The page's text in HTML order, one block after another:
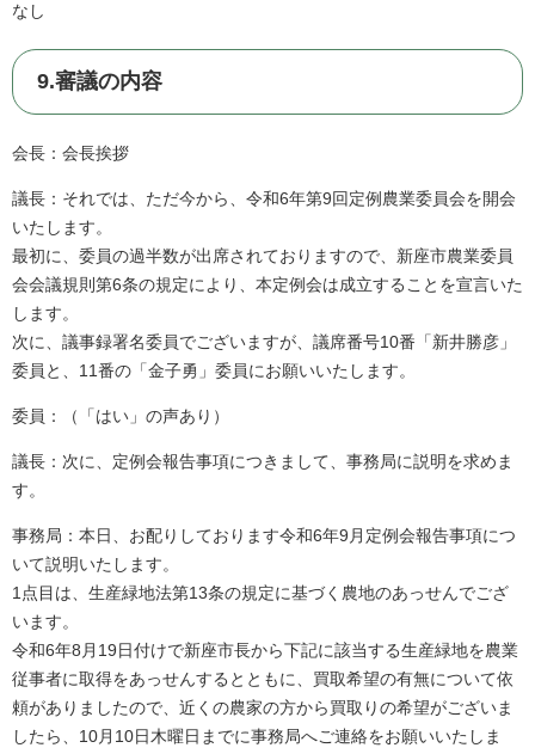
なし
9.審議の内容
会長：会長挨拶
議長：それでは、ただ今から、令和6年第9回定例農業委員会を開会
いたします。
最初に、委員の過半数が出席されておりますので、新座市農業委員
会会議規則第6条の規定により、本定例会は成立することを宣言いた
します。
次に、議事録署名委員でございますが、議席番号10番「新井勝彦」
委員と、11番の「金子勇」委員にお願いいたします。
委員：（「はい」の声あり）
議長：次に、定例会報告事項につきまして、事務局に説明を求めま
す。
事務局：本日、お配りしております令和6年9月定例会報告事項につ
いて説明いたします。
1点目は、生産緑地法第13条の規定に基づく農地のあっせんでござ
います。
令和6年8月19日付けで新座市長から下記に該当する生産緑地を農業
従事者に取得をあっせんするとともに、買取希望の有無について依
頼がありましたので、近くの農家の方から買取りの希望がございま
したら、10月10日木曜日までに事務局へご連絡をお願いいたしま